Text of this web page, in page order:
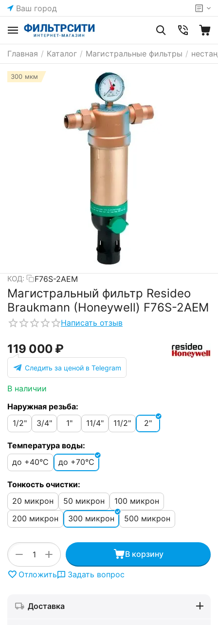
Ваш город
Главная / Каталог / Магистральные фильтры /
300 мкм
КОД: F76S-2AEM
Магистральный фильтр Resideo
Braukmann (Honeywell) F76S-2AEM
Написать отзыв
119 000 ₽
Следить за ценой в Telegram
В наличии
Наружная резьба:
1/2"
3/4" 1" 11/4" 11/2" 2"
Температура воды:
до +40°C
до +70°C
Тонкость очистки:
20 микрон
50 микрон
100 микрон
200 микрон
300 микрон 500 микрон
+
− В корзину
Отложить Задать вопрос
Доставка